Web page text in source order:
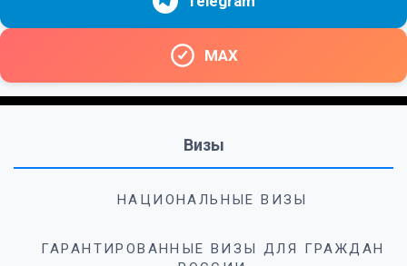
MAX
Визы
НАЦИОНАЛЬНЫЕ ВИЗЫ
ГАРАНТИРОВАННЫЕ ВИЗЫ ДЛЯ ГРАЖДАН